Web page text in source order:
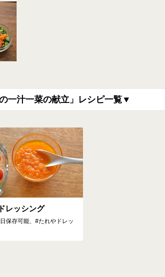
一汁一菜の献立」レシピ一覧▼
レッシング
保存可能、#たれやドレッ